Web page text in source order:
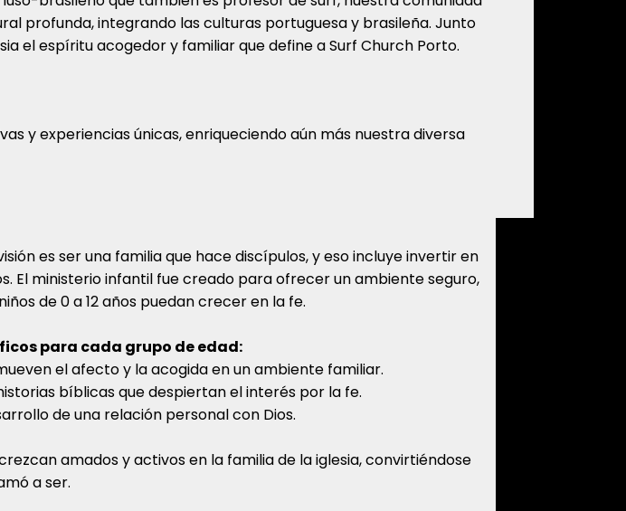
profunda, integrando las culturas portuguesa y brasileña. Junto
el espíritu acogedor y familiar que define a Surf Church Porto.
y experiencias únicas, enriqueciendo aún más nuestra diversa
es ser una familia que hace discípulos, y eso incluye invertir en
El ministerio infantil fue creado para ofrecer un ambiente seguro,
de 0 a 12 años puedan crecer en la fe.
para cada grupo de edad:
el afecto y la acogida en un ambiente familiar.
bíblicas que despiertan el interés por la fe.
de una relación personal con Dios.
amados y activos en la familia de la iglesia, convirtiéndose
a ser.